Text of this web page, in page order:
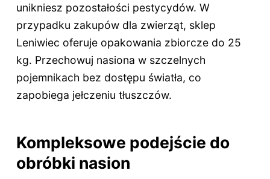
unikniesz pozostałości pestycydów. W
przypadku zakupów dla zwierząt, sklep
Leniwiec oferuje opakowania zbiorcze do 25
kg. Przechowuj nasiona w szczelnych
pojemnikach bez dostępu światła, co
zapobiega jełczeniu tłuszczów.
Kompleksowe podejście do
obróbki nasion